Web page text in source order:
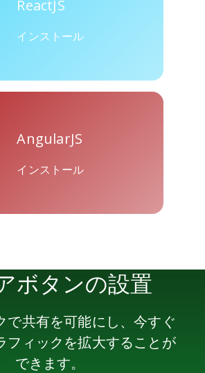
ReactJS
インストール
AngularJS
インストール
ボタンの設置
で共有を可能にし、今すぐ
フィックを拡大することが
できます。